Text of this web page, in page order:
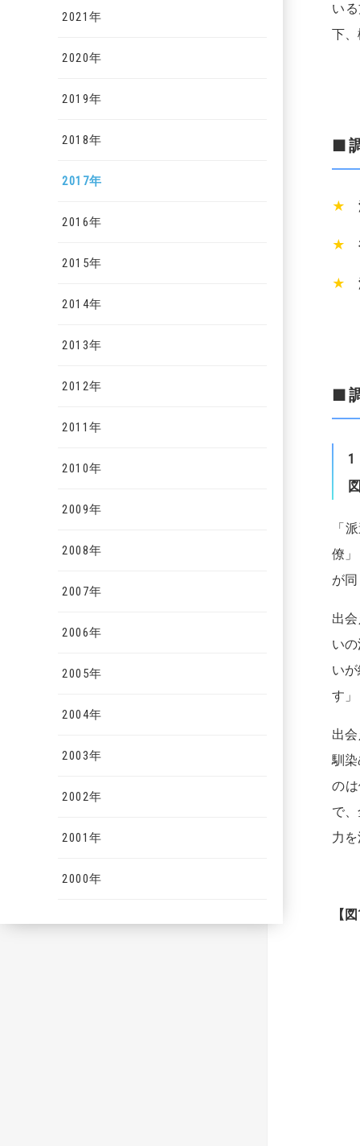
2021年
2020年
2019年
2018年
2017年
2016年
2015年
2014年
2013年
2012年
2011年
2010年
2009年
2008年
2007年
2006年
2005年
2004年
2003年
2002年
2001年
2000年
い
下
■
★
★
★
■
1
「
僚
が
出
い
い
す
出
馴
の
で
力
【 図